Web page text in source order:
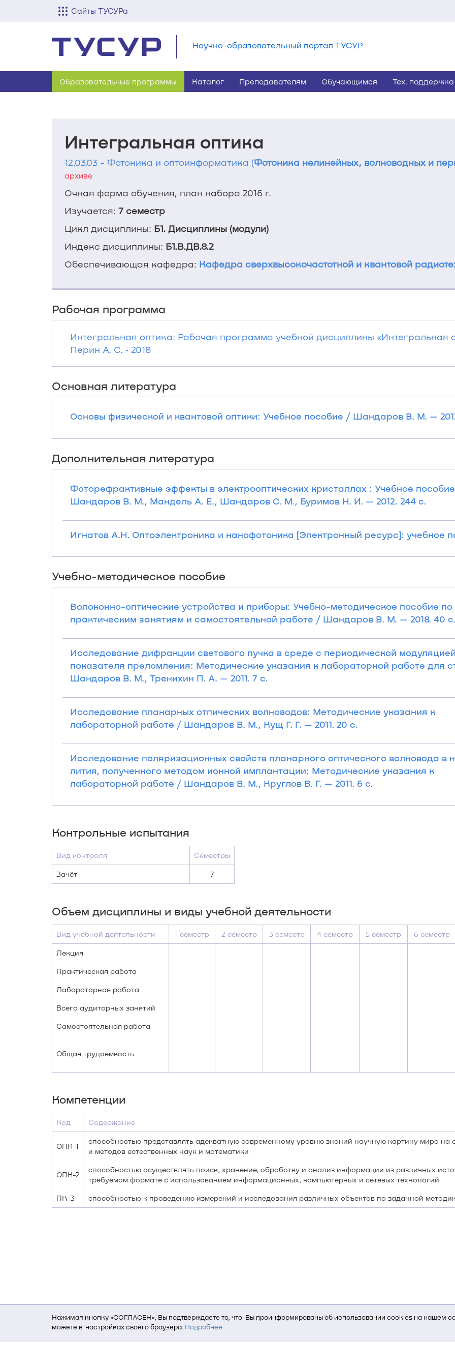
Сайты ТУСУРа
Научно-образовательный портал ТУСУР
Образовательные программы Каталог Преподавателям Обучающимся Тех. поддержка
Нажимая кнопку «СОГЛАСЕН», Вы подтверждаете то, что Вы проинформированы об использовании cookies на нашем
можете в настройках своего браузера. Подробнее
Интегральная оптика
12.03.03 - Фотоника и оптоинформатика (Фотоника нелинейных, волноводных и
архиве
Очная форма обучения, план набора 2016 г.
Изучается: 7 семестр
Цикл дисциплины: Б1. Дисциплины (модули)
Индекс дисциплины: Б1.В.ДВ.8.2
Обеспечивающая кафедра: Кафедра сверхвысокочастотной и квантовой
Рабочая программа
Интегральная оптика: Рабочая программа учебной дисциплины «Интегральная
Перин А. С. ‐ 2018
Основная литература
Основы физической и квантовой оптики: Учебное пособие / Шандаров В. М. —
Дополнительная литература
Фоторефрактивные эффекты в электрооптических кристаллах : Учебное
Шандаров В. М., Мандель А. Е., Шандаров С. М., Буримов Н. И. — 2012. 244 с.
Игнатов А.Н. Оптоэлектроника и нанофотоника [Электронный ресурс]: учебное
Учебно-методическое пособие
Волоконно-оптические устройства и приборы: Учебно-методическое пособие по
практическим занятиям и самостоятельной работе / Шандаров В. М. — 2018. 40 с.
Исследование дифракции светового пучка в среде с периодической модуляцией
показателя преломления: Методические указания к лабораторной работе для
Шандаров В. М., Тренихин П. А. — 2011. 7 с.
Исследование планарных отпических волноводов: Методические указания к
лабораторной работе / Шандаров В. М., Кущ Г. Г. — 2011. 20 с.
Исследование поляризационных свойств планарного оптического волновода в
лития, полученного методом ионной имплантации: Методические указания к
лабораторной работе / Шандаров В. М., Круглов В. Г. — 2011. 6 с.
Контрольные испытания
Вид контроля Семестры
Зачёт 7
Объем дисциплины и виды учебной деятельности
Вид учебной деятельности 1 семестр 2 семестр 3 семестр 4 семестр 5 семестр 6 семестр
Лекция
Практическая работа
Лабораторная работа
Всего аудиторных занятий
Самостоятельная работа
Общая трудоемкость
Компетенции
Код Содержание
ОПК-1
способностью представлять адекватную современному уровню знаний научную картину мира
и методов естественных наук и математики
ОПК-2
способностью осуществлять поиск, хранение, обработку и анализ информации из различных
требуемом формате с использованием информационных, компьютерных и сетевых технологий
ПК-3 способностью к проведению измерений и исследования различных объектов по заданной